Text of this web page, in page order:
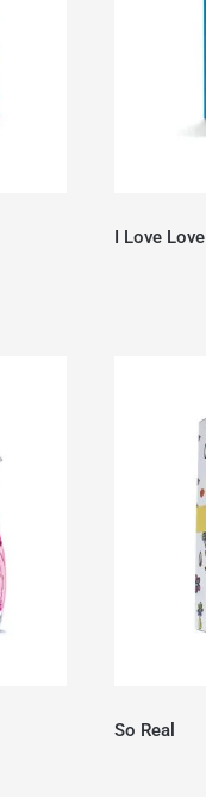
I Love Love
So Real